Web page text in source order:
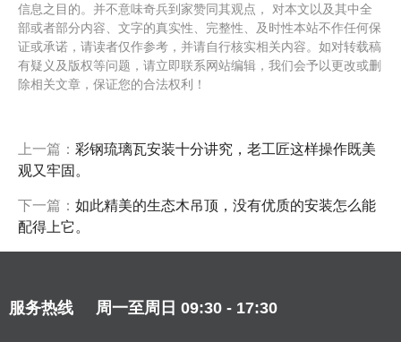
信息之目的。并不意味奇兵到家赞同其观点， 对本文以及其中全
部或者部分内容、文字的真实性、完整性、及时性本站不作任何保
证或承诺，请读者仅作参考，并请自行核实相关内容。如对转载稿
有疑义及版权等问题，请立即联系网站编辑，我们会予以更改或删
除相关文章，保证您的合法权利！
上一篇： 彩钢琉璃瓦安装十分讲究，老工匠这样操作既美
观又牢固。
下一篇： 如此精美的生态木吊顶，没有优质的安装怎么能
配得上它。
服务热线 周一至周日 09:30 - 17:30